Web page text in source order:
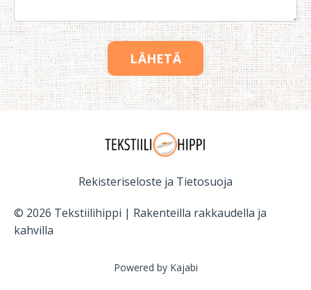
LÄHETÄ
Rekisteriseloste ja Tietosuoja
© 2026 Tekstiilihippi | Rakenteilla rakkaudella ja
kahvilla
Powered by Kajabi